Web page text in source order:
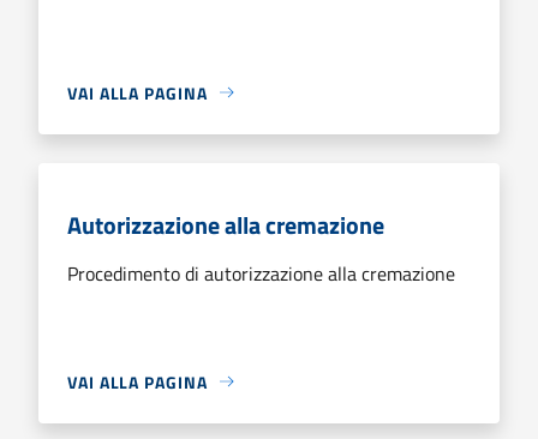
VAI ALLA PAGINA
Autorizzazione alla cremazione
Procedimento di autorizzazione alla cremazione
VAI ALLA PAGINA